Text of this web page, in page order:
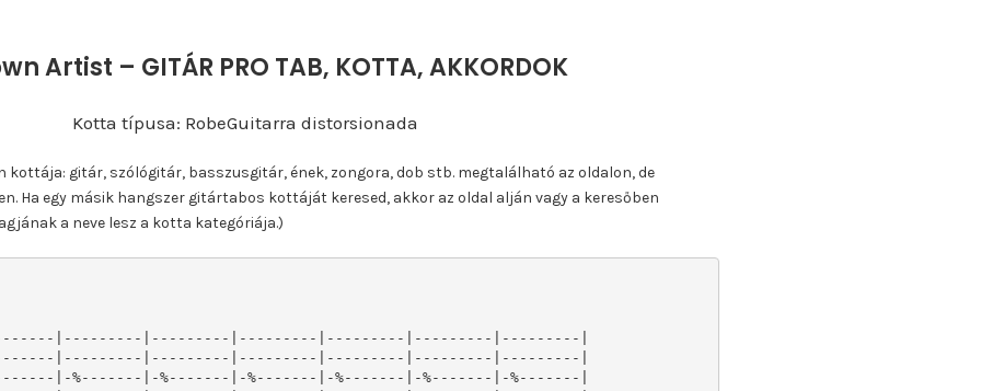
Artist – GITÁR PRO TAB, KOTTA, AKKORDOK
Kotta típusa: RobeGuitarra distorsionada
kottája: gitár, szólógitár, basszusgitár, ének, zongora, dob stb. megtalálható az oldalon, de
Ha egy másik hangszer gitártabos kottáját keresed, akkor az oldal alján vagy a keresőben
a neve lesz a kotta kategóriája.)